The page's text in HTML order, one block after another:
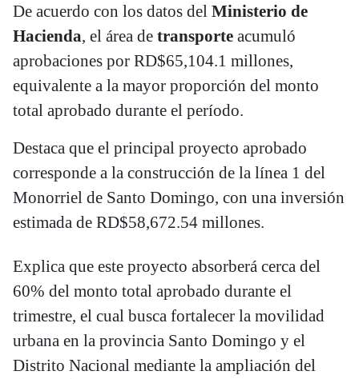
De acuerdo con los datos del Ministerio de
Hacienda, el área de transporte acumuló
aprobaciones por RD$65,104.1 millones,
equivalente a la mayor proporción del monto
total aprobado durante el período.
Destaca que el principal proyecto aprobado
corresponde a la construcción de la línea 1 del
Monorriel de Santo Domingo, con una inversión
estimada de RD$58,672.54 millones.
Explica que este proyecto absorberá cerca del
60% del monto total aprobado durante el
trimestre, el cual busca fortalecer la movilidad
urbana en la provincia Santo Domingo y el
Distrito Nacional mediante la ampliación del